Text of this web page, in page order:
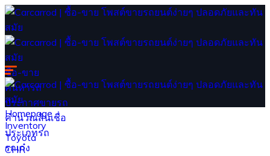
ซื้อ-ขาย
ค้นหารถ
ประกาศขายรถ
คำนวณสินเชื่อ
ประเภทรถ
รถเก๋ง
Homepage
Inventory
Toyota
CHR